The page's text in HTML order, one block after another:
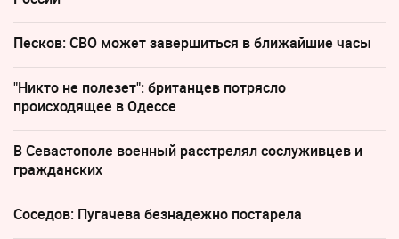
Песков: СВО может завершиться в ближайшие часы
"Никто не полезет": британцев потрясло
происходящее в Одессе
В Севастополе военный расстрелял сослуживцев и
гражданских
Соседов: Пугачева безнадежно постарела